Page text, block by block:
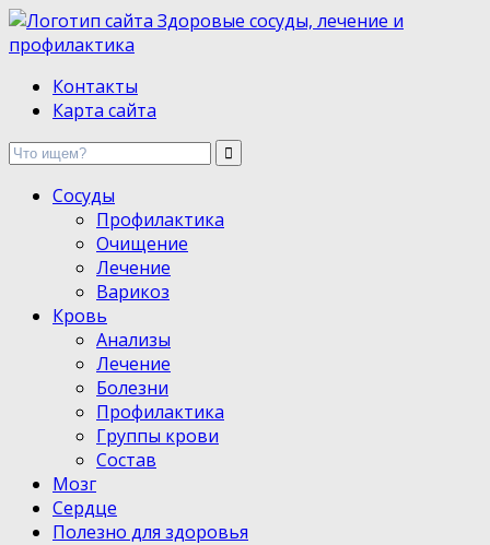
Здоровые сосуды, лечение и профилактика
Контакты
Карта сайта
Сосуды
Профилактика
Очищение
Лечение
Варикоз
Кровь
Анализы
Лечение
Болезни
Профилактика
Группы крови
Состав
Мозг
Сердце
Полезно для здоровья